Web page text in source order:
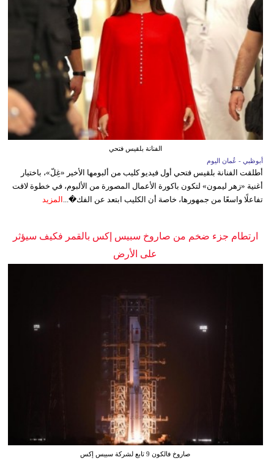
الفنانة بلقيس فتحي
أبوظبي - عُمان اليوم
أطلقت الفنانة بلقيس فتحي أول فيديو كليب من ألبومها الأخير «غِلّ»، باختيار
أغنية «زهر ليمون» لتكون باكورة الأعمال المصورة من الألبوم، في خطوة لاقت
تفاعلًا واسعًا من جمهورها، خاصة أن الكليب ابتعد عن الفك�... المزيد
ارتطام جزء ضخم من صاروخ سبيس إكس بالقمر فكيف سيؤثر
على الأرض
صاروخ فالكون 9 تابع لشركة سبيس إكس